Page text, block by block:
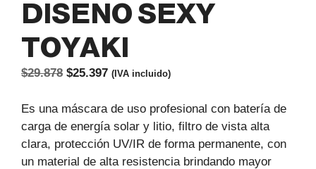
DISENO SEXY
TOYAKI
$29.878 El
original
era:
$29.878.
$25.397El
actual
es:
$25.397.
(IVA incluido)
Es una máscara de uso profesional con batería de
carga de energía solar y litio, filtro de vista alta
clara, protección UV/IR de forma permanente, con
un material de alta resistencia brindando mayor